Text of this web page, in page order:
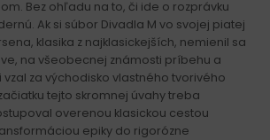
Bez ohľadu na to, či ide o rozprávku
Ak si súbor Divadla M vo svojej piatej
klasika z najklasickejších, nemienil sa
na všeobecnej známosti príbehu a
vzal za východisko vlastného tvorivého
tejto skromnej úvahy treba
overenou klasickou cestou
epiky do rigorózne